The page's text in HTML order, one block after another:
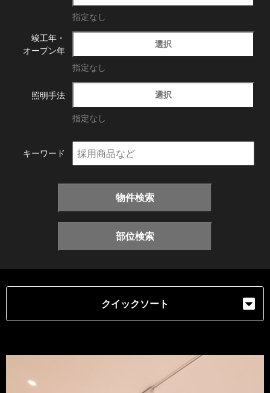
指定なし
竣工年・
オープン年
選択
指定なし
照明手法 選択
指定なし
キーワード
物件検索
部位検索
クイックソート